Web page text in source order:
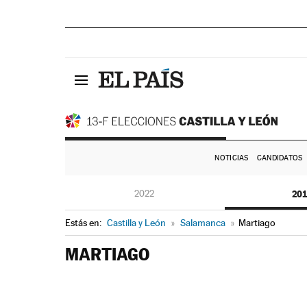
NOTICIAS CANDIDATOS
2022
Estás en: Castilla y León » Salamanca » Martiago
MARTIAGO